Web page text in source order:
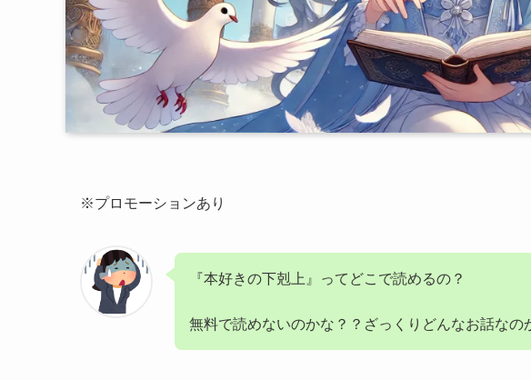
※プロモーションあり
『本好きの下剋上』ってどこで読めるの？
無料で読めないのかな？？ざっくりどんなお話なの